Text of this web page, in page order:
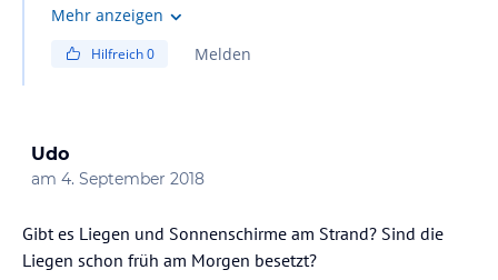
einheimiscchen Bus
Mehr anzeigen
Hilfreich0 Melden
Udo
am 4. September 2018
Gibt es Liegen und Sonnenschirme am Strand? Sind die
Liegen schon früh am Morgen besetzt?